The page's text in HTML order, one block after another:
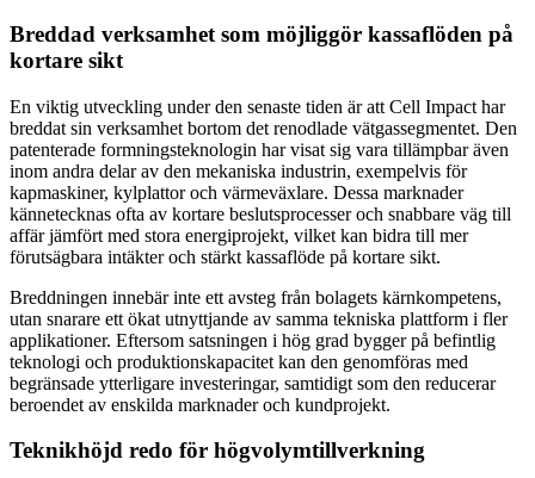
Breddad verksamhet som möjliggör kassaflöden på
kortare sikt
En viktig utveckling under den senaste tiden är att Cell Impact har
breddat sin verksamhet bortom det renodlade vätgassegmentet. Den
patenterade formningsteknologin har visat sig vara tillämpbar även
inom andra delar av den mekaniska industrin, exempelvis för
kapmaskiner, kylplattor och värmeväxlare. Dessa marknader
kännetecknas ofta av kortare beslutsprocesser och snabbare väg till
affär jämfört med stora energiprojekt, vilket kan bidra till mer
förutsägbara intäkter och stärkt kassaflöde på kortare sikt.
Breddningen innebär inte ett avsteg från bolagets kärnkompetens,
utan snarare ett ökat utnyttjande av samma tekniska plattform i fler
applikationer. Eftersom satsningen i hög grad bygger på befintlig
teknologi och produktionskapacitet kan den genomföras med
begränsade ytterligare investeringar, samtidigt som den reducerar
beroendet av enskilda marknader och kundprojekt.
Teknikhöjd redo för högvolymtillverkning